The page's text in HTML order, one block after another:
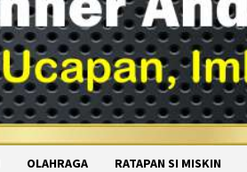
OLAHRAGA RATAPAN SI MISKIN